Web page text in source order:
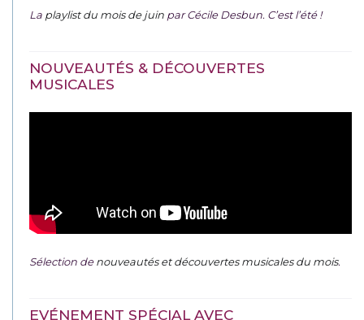
La playlist du mois de juin par Cécile Desbun. C’est l’été !
NOUVEAUTÉS & DÉCOUVERTES
MUSICALES
Sélection denouveautés et découvertes musicales du mois.
EVÉNEMENT SPÉCIAL AVEC